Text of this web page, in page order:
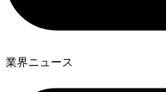
業界ニュース